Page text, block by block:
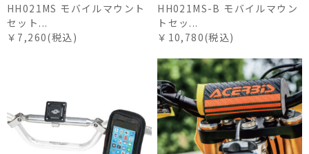
HH021MS モバイルマウント
セット...
￥7,260(税込)
HH021MS-B モバイルマウン
トセッ...
￥10,780(税込)